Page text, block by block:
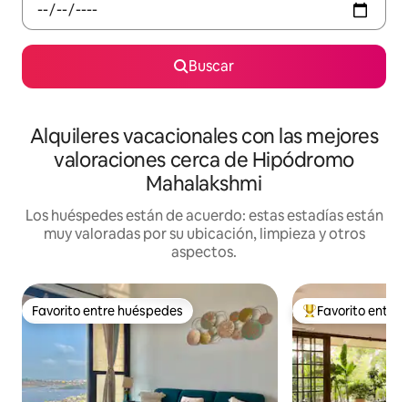
Buscar
Alquileres vacacionales con las mejores
valoraciones cerca de Hipódromo
Mahalakshmi
Los huéspedes están de acuerdo: estas estadías están
muy valoradas por su ubicación, limpieza y otros
aspectos.
Favorito entre huéspedes
Favorito entre huéspedes Favorito entre
Favorito entre